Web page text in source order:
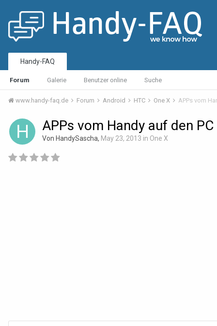
Handy-FAQ
Forum Galerie Benutzer online Suche
www.handy-faq.de Forum Android HTC One X APPs vom
APPs vom Handy auf den PC
Von HandySascha, May 23, 2013 in One X